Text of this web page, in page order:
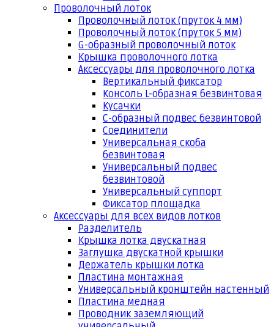
Проволочный лоток
Проволочный лоток (пруток 4 мм)
Проволочный лоток (пруток 5 мм)
G-образный проволочный лоток
Крышка проволочного лотка
Аксессуары для проволочного лотка
Вертикальный фиксатор
Консоль L-образная безвинтовая
Кусачки
С-образный подвес безвинтовой
Соединители
Универсальная скоба
безвинтовая
Универсальный подвес
безвинтовой
Универсальный суппорт
Фиксатор площадка
Аксессуары для всех видов лотков
Разделитель
Крышка лотка двускатная
Заглушка двускатной крышки
Держатель крышки лотка
Пластина монтажная
Универсальный кронштейн настенный
Пластина медная
Проводник заземляющий